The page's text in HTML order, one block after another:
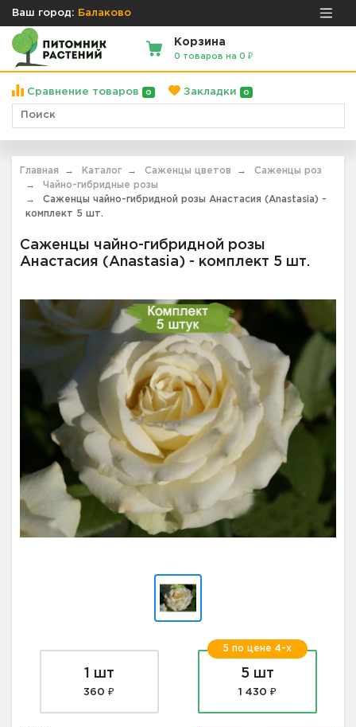
Ваш город: Балаково
Корзина
0 товаров на 0 ₽
Сравнение товаров 0 Закладки 0
Главная Каталог Саженцы цветов
Саженцы роз
Чайно-гибридные розы
Саженцы чайно-гибридной розы Анастасия (Anastasia) -
комплект 5 шт.
Саженцы чайно-гибридной розы
Анастасия (Anastasia) - комплект 5 шт.
1 шт
360 ₽
5 по цене 4-х
5 шт
1 430 ₽